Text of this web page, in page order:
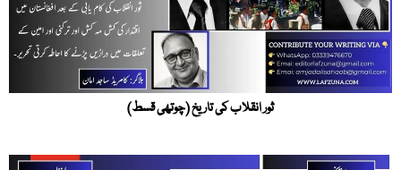
ثور انقلاب کی تاریخ (چوتھی قسط)